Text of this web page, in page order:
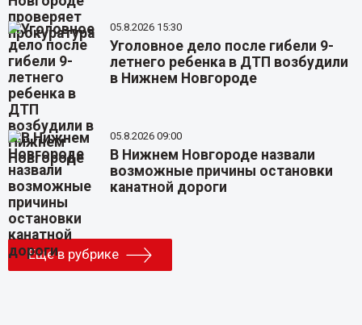
05.8.2026 15:30
Уголовное дело после гибели 9-
летнего ребенка в ДТП возбудили
в Нижнем Новгороде
05.8.2026 09:00
В Нижнем Новгороде назвали
возможные причины остановки
канатной дороги
Еще в рубрике